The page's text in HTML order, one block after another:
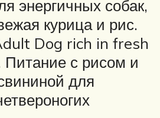
энергичных собак,
курица и рис.
Dog rich in fresh
Питание с рисом и
для